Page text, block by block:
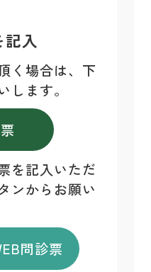
記入
く場合は、下
します。
を記入いただ
ンからお願い
問診票